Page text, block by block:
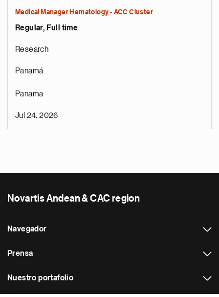
Medical Manager Hematology - ACC Cluster
Regular, Full time
Research
Panamá
Panama
Jul 24, 2026
Novartis Andean & CAC region
Navegador
Prensa
Nuestro portafolio